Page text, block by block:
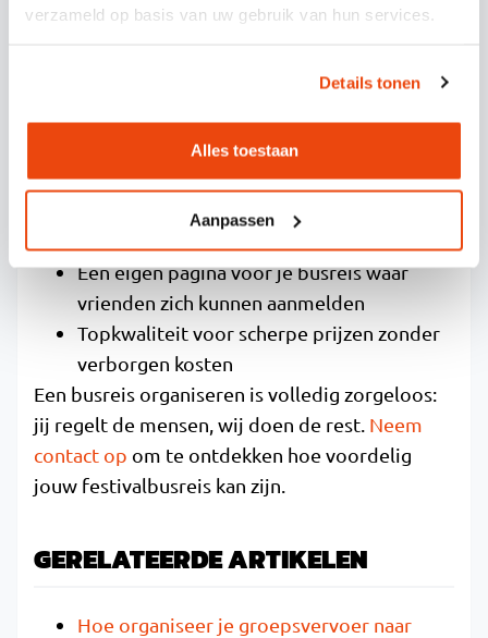
verzameld op basis van uw gebruik van hun services.
Details tonen
Alles toestaan
Aanpassen
busreis wilt organiseren, wij hebben voor elke
Eigen busreizen organiseren met zelf
gekozen tijden en opstapplaatsen
Keuze tussen luxe touringcars en
spetterende partybussen
Persoonlijk contact via WhatsApp tijdens
Een eigen pagina voor je busreis waar
vrienden zich kunnen aanmelden
Topkwaliteit voor scherpe prijzen zonder
verborgen kosten
Een busreis organiseren is volledig zorgeloos:
jij regelt de mensen, wij doen de rest. Neem
contact op om te ontdekken hoe voordelig
jouw festivalbusreis kan zijn.
GERELATEERDE ARTIKELEN
Hoe organiseer je groepsvervoer naar